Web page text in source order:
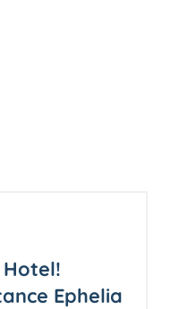
Ephelia